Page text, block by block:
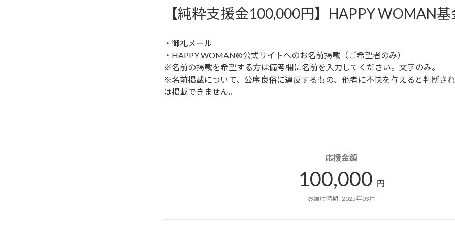
【純粋支援金100,000円】HAPPY WOMAN基
・御礼メール
・HAPPY WOMAN®︎公式サイトへのお名前掲載（ご希望者のみ）
※名前の掲載を希望する方は備考欄に名前を入力してください。文字のみ。
※名前掲載について、公序良俗に違反するもの、他者に不快を与えると判断さ
は掲載できません。
応援金額
100,000 円
お届け時期 : 2025年03月